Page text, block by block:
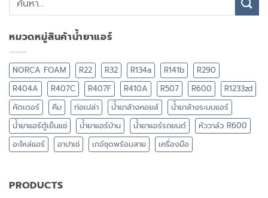
หมวดหมู่สินค้าน้ำยาแอร์
NORCA FOAM R22 R32 R134a R141b
R290
R404A
R407C R407F R410A R507 R600
R1233zd
คัตเตอร์
คีม ท่อเปล่า น้ำยาล้างคอยล์
น้ำยาล้างระบบแอร์
น้ำยาแอร์ตู้เย็นแช่
น้ำยาแอร์บ้าน น้ำยาแอร์รถยนต์
หัววาล์ว R600
อะไหล่แอร์
อาปาเช่ เกจ์ชุดพร้อมสาย เครื่องมือ
PRODUCTS